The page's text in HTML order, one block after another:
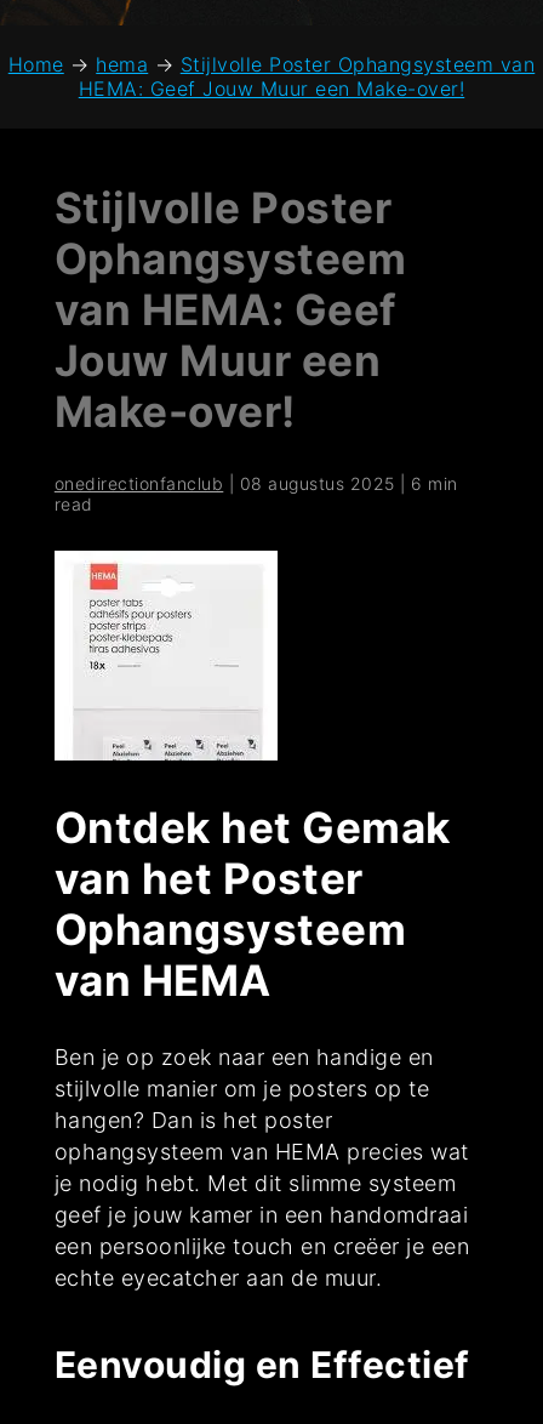
Home → hema → Stijlvolle Poster Ophangsysteem van
HEMA: Geef Jouw Muur een Make-over!
Stijlvolle Poster
Ophangsysteem
van HEMA: Geef
Jouw Muur een
Make-over!
onedirectionfanclub 08 augustus 2025
6 min
read
Ontdek het Gemak
van het Poster
Ophangsysteem
van HEMA
Ben je op zoek naar een handige en
stijlvolle manier om je posters op te
hangen? Dan is het poster
ophangsysteem van HEMA precies wat
je nodig hebt. Met dit slimme systeem
geef je jouw kamer in een handomdraai
een persoonlijke touch en creëer je een
echte eyecatcher aan de muur.
Eenvoudig en Effectief